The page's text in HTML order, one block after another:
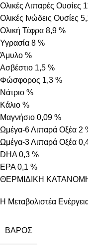
Ολικές Λιπαρές Ουσίες
Ολικές Ινώδεις Ουσίες
Ολική Τέφρα 8,9 %
Υγρασία 8 %
Άμυλο %
Ασβέστιο 1,5 %
Φώσφορος 1,3 %
Νάτριο %
Κάλιο %
Μαγνήσιο 0,09 %
Ωμέγα-6 Λιπαρά Οξέα 2
Ωμέγα-3 Λιπαρά Οξέα
DHA 0,3 %
EPA 0,1 %
ΘΕΡΜΙΔΙΚΗ ΚΑΤΑΝΟΜΗ
Η Μεταβολιστέα
ΒΆΡΟΣ